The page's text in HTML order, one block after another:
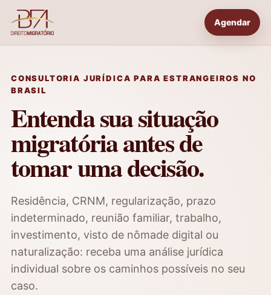
Agendar
CONSULTORIA JURÍDICA PARA ESTRANGEIROS NO
BRASIL
Entenda sua situação
migratória antes de
tomar uma decisão.
Residência, CRNM, regularização, prazo
indeterminado, reunião familiar, trabalho,
investimento, visto de nômade digital ou
naturalização: receba uma análise jurídica
individual sobre os caminhos possíveis no seu
caso.